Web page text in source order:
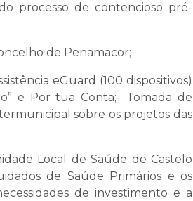
processo de contencioso pré-
de Penamacor;
eGuard (100 dispositivos)
e Por tua Conta;- Tomada de
sobre os projetos das
Local de Saúde de Castelo
de Saúde Primários e os
de investimento e a